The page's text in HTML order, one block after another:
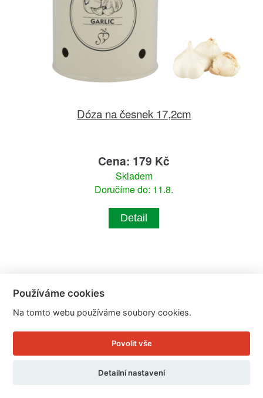
Dóza na česnek 17,2cm
Cena: 179 Kč
Skladem
Doručíme do: 11.8.
Detail
Používáme cookies
Na tomto webu používáme soubory cookies.
Povolit vše
Detailní nastavení